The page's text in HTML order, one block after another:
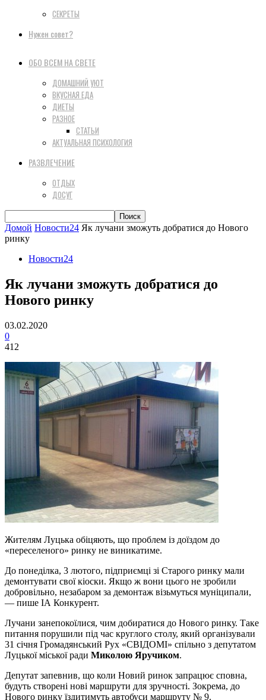
СЕКРЕТЫ
Нужен совет?
ОБО ВСЕМ НА СВЕТЕ
ДОМАШНИЙ УЮТ
ВКУСНАЯ ЕДА
ДИЕТЫ
РАЗНОЕ
СТАТЬИ
АКТУАЛЬНАЯ ПСИХОЛОГИЯ
РАЗВЛЕЧЕНИЕ
ОТДЫХ
ДОСУГ
Домой Новости24 Як лучани зможуть добратися до Нового
ринку
Новости24
Як лучани зможуть добратися до
Нового ринку
03.02.2020
0
412
Жителям Луцька обіцяють, що проблем із доїздом до
«переселеного» ринку не виникатиме.
До понеділка, 3 лютого, підприємці зі Старого ринку мали
демонтувати свої кіоски. Якщо ж вони цього не зробили
добровільно, незабаром за демонтаж візьмуться муніципали,
— пише ІА Конкурент.
Лучани занепокоїлися, чим добиратися до Нового ринку. Таке
питання порушили під час круглого столу, який організували
31 січня Громадянський Рух «СВІДОМІ» спільно з депутатом
Луцької міської ради Миколою Яручиком.
Депутат запевнив, що коли Новий ринок запрацює сповна,
будуть створені нові маршрути для зручності. Зокрема, до
Нового ринку їздитимуть автобуси маршруту № 9.